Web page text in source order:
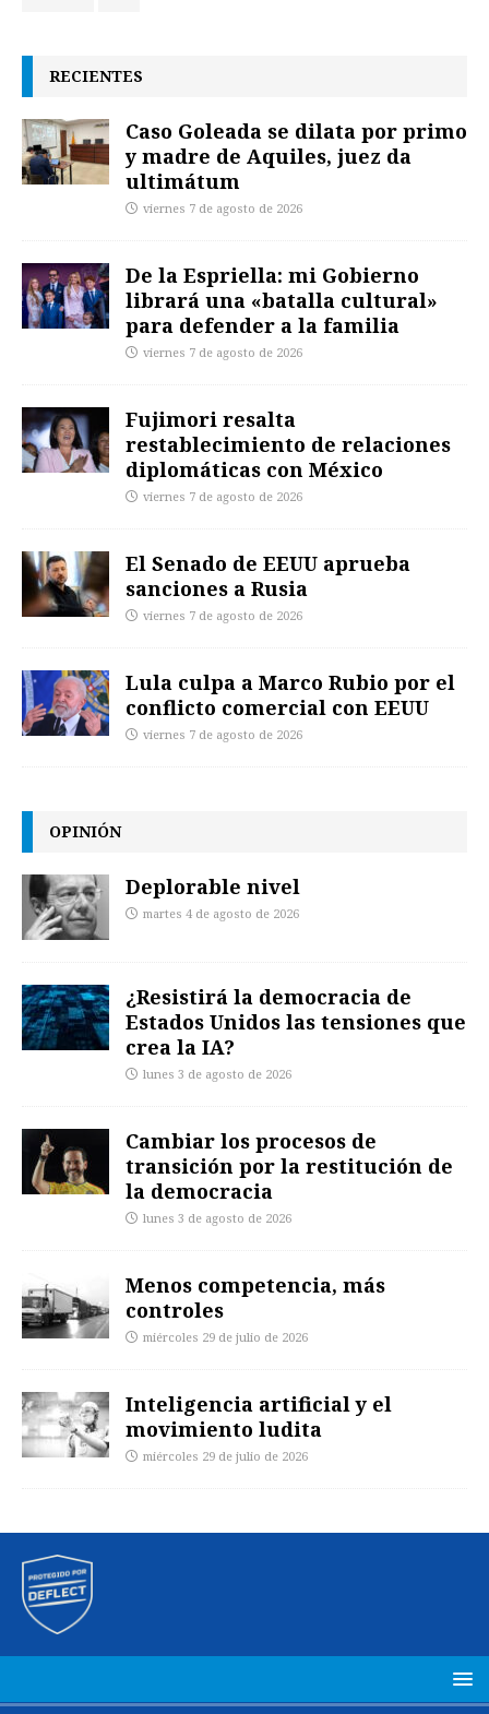
RECIENTES
Caso Goleada se dilata por primo
y madre de Aquiles, juez da
ultimátum
viernes 7 de agosto de 2026
De la Espriella: mi Gobierno
librará una «batalla cultural»
para defender a la familia
viernes 7 de agosto de 2026
Fujimori resalta
restablecimiento de relaciones
diplomáticas con México
viernes 7 de agosto de 2026
El Senado de EEUU aprueba
sanciones a Rusia
viernes 7 de agosto de 2026
Lula culpa a Marco Rubio por el
conflicto comercial con EEUU
viernes 7 de agosto de 2026
OPINIÓN
Deplorable nivel
martes 4 de agosto de 2026
¿Resistirá la democracia de
Estados Unidos las tensiones que
crea la IA?
lunes 3 de agosto de 2026
Cambiar los procesos de
transición por la restitución de
la democracia
lunes 3 de agosto de 2026
Menos competencia, más
controles
miércoles 29 de julio de 2026
Inteligencia artificial y el
movimiento ludita
miércoles 29 de julio de 2026